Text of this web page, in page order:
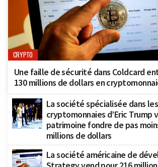
CRYPTO
Une faille de sécurité dans Coldcard
130 millions de dollars en
La société spécialisée dans les
cryptomonnaies d’Eric Trump
patrimoine fondre de pas
millions de dollars
La société américaine de